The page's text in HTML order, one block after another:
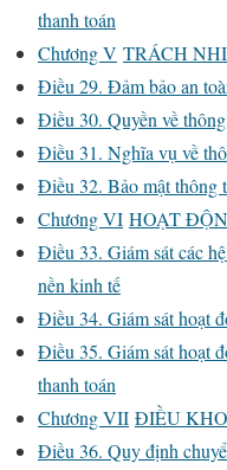
thanh toán
Chương V TRÁCH
Điều 29. Đảm bảo an
Điều 30. Quyền về
Điều 31. Nghĩa vụ về
Điều 32. Bảo mật thông
Chương VI HOẠT
Điều 33. Giám sát các
nền kinh tế
Điều 34. Giám sát hoạt
Điều 35. Giám sát hoạt
thanh toán
Chương VII ĐIỀU
Điều 36. Quy định